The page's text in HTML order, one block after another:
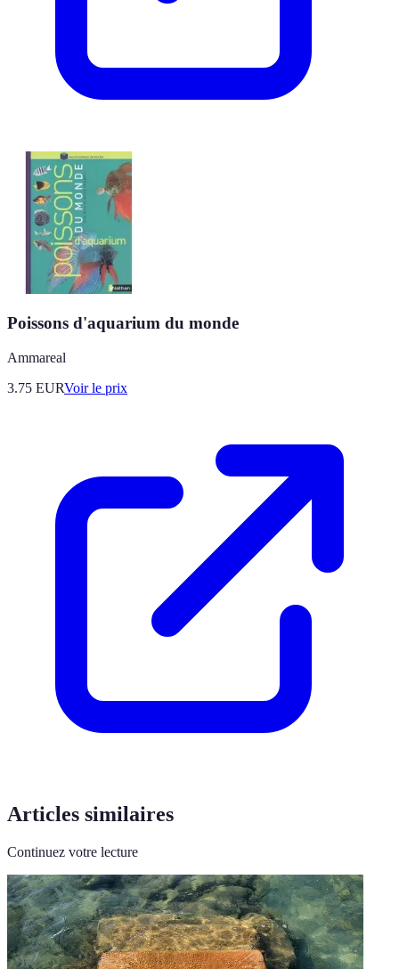
Poissons d'aquarium du monde
Ammareal
3.75 EURVoir le prix
Articles similaires
Continuez votre lecture